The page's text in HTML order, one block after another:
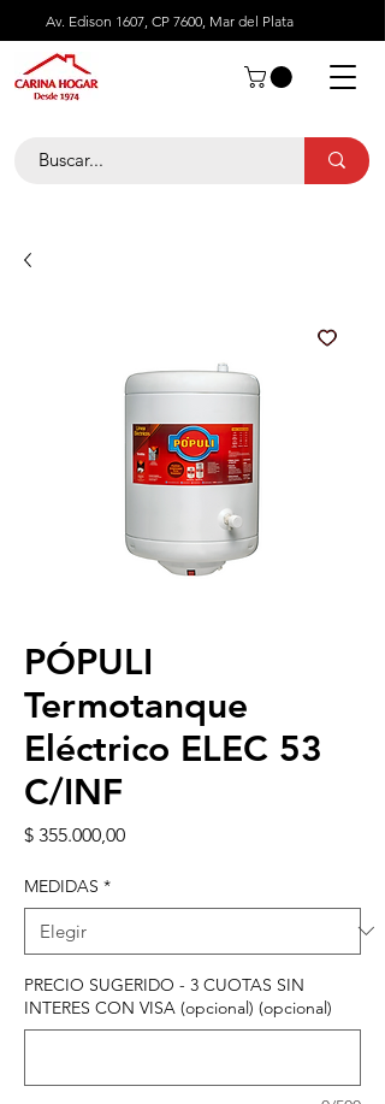
Av. Edison 1607, CP 7600, Mar del Plata
PÓPULI
Termotanque
Eléctrico ELEC 53
C/INF
$ 355.000,00Precio
MEDIDAS *
PRECIO SUGERIDO - 3 CUOTAS SIN
INTERES CON VISA (opcional) (opcional)